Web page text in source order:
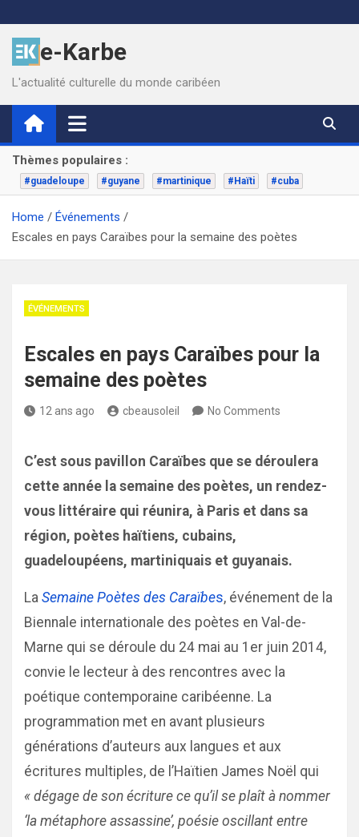
to
contente-Karbe
L'actualité culturelle du monde caribéen
Thèmes populaires :
#guadeloupe #guyane #martinique #Haïti #cuba
Home
Événements
Escales en pays Caraïbes pour la semaine des poètes
ÉVÉNEMENTS
Escales en pays Caraïbes pour la
semaine des poètes
12 ans ago cbeausoleil No Comments
C’est sous pavillon Caraïbes que se déroulera
cette année la semaine des poètes, un rendez-
vous littéraire qui réunira, à Paris et dans sa
région, poètes haïtiens, cubains,
guadeloupéens, martiniquais et guyanais.
La Semaine Poètes des Caraïbes, événement de la
Biennale internationale des poètes en Val-de-
Marne qui se déroule du 24 mai au 1er juin 2014,
convie le lecteur à des rencontres avec la
poétique contemporaine caribéenne. La
programmation met en avant plusieurs
générations d’auteurs aux langues et aux
écritures multiples, de l’Haïtien James Noël qui
« dégage de son écriture ce qu’il se plaît à nommer
‘la métaphore assassine’, poésie oscillant entre